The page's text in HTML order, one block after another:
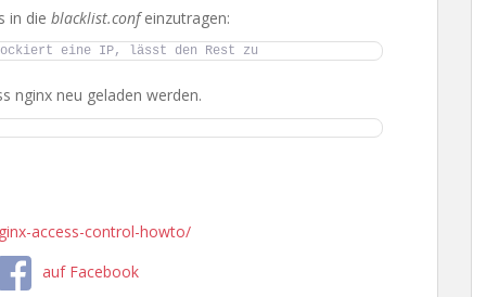
in die blacklist.confeinzutragen:
eine IP, lässt den Rest zu
nginx neu geladen werden.
access-control-howto/
auf Facebook